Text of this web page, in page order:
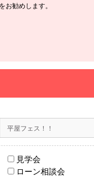
お勧めします。
見学会
ローン相談会